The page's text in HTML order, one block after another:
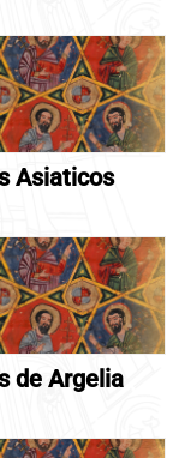
Asiaticos
de Argelia